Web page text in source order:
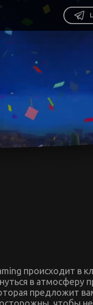
происходит в
в атмосферу
предложит
чтобы